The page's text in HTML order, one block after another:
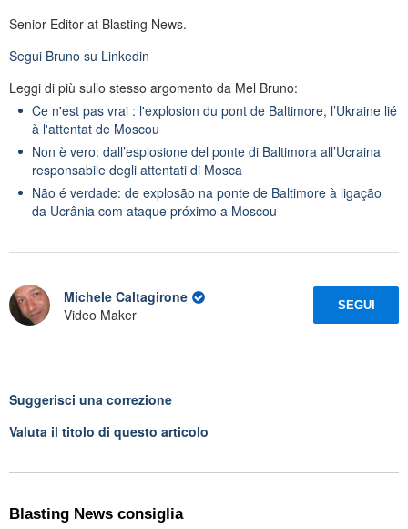
Senior Editor at Blasting News.
Segui Bruno su Linkedin
Leggi di più sullo stesso argomento da Mel Bruno:
Ce n'est pas vrai : l'explosion du pont de Baltimore, l’Ukraine lié
à l'attentat de Moscou
Non è vero: dall’esplosione del ponte di Baltimora all’Ucraina
responsabile degli attentati di Mosca
Não é verdade: de explosão na ponte de Baltimore à ligação
da Ucrânia com ataque próximo a Moscou
Michele Caltagirone
Video Maker
SEGUI
Suggerisci una correzione
Valuta il titolo di questo articolo
Blasting News consiglia